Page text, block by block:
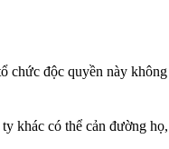
chức độc quyền này
khác có thể cản đường